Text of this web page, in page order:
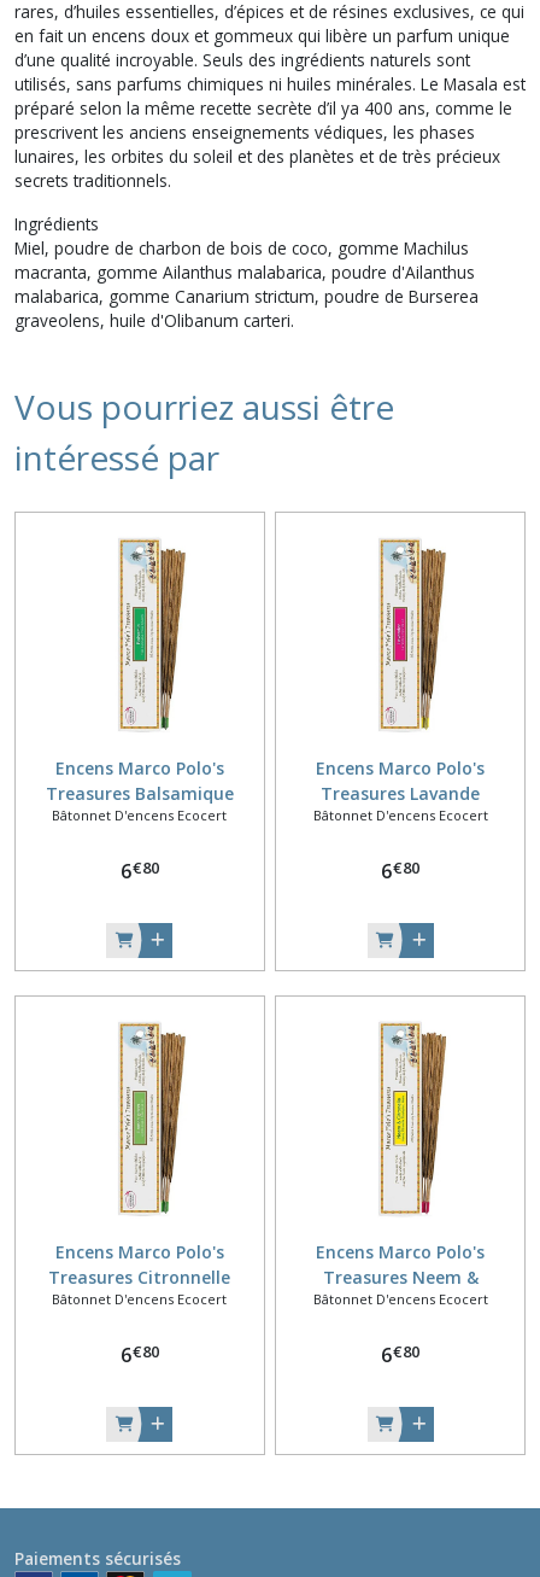
rares, d’huiles essentielles, d’épices et de résines exclusives, ce qui
en fait un encens doux et gommeux qui libère un parfum unique
d’une qualité incroyable. Seuls des ingrédients naturels sont
utilisés, sans parfums chimiques ni huiles minérales. Le Masala est
préparé selon la même recette secrète d’il ya 400 ans, comme le
prescrivent les anciens enseignements védiques, les phases
lunaires, les orbites du soleil et des planètes et de très précieux
secrets traditionnels.
Ingrédients
Miel, poudre de charbon de bois de coco, gomme Machilus
macranta, gomme Ailanthus malabarica, poudre d'Ailanthus
malabarica, gomme Canarium strictum, poudre de Burserea
graveolens, huile d'Olibanum carteri.
Vous pourriez aussi être
intéressé par
Encens Marco Polo's
Treasures Balsamique
Bâtonnet D'encens Ecocert
6€80
Encens Marco Polo's
Treasures Lavande
Bâtonnet D'encens Ecocert
6€80
Encens Marco Polo's
Treasures Citronnelle
Bâtonnet D'encens Ecocert
6€80
Encens Marco Polo's
Treasures Neem &
Citronelle
Bâtonnet D'encens Ecocert
6€80
Paiements sécurisés